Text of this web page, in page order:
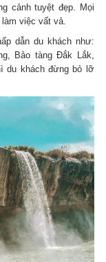
cảnh tuyệt đẹp. Mọi
việc vất vả.
dẫn du khách như:
Bảo tàng Đắk Lắk,
du khách đừng bỏ lỡ